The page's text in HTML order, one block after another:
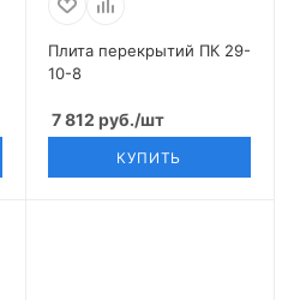
Плита перекрытий ПК 29-
10-8
7 812 руб./шт
КУПИТЬ